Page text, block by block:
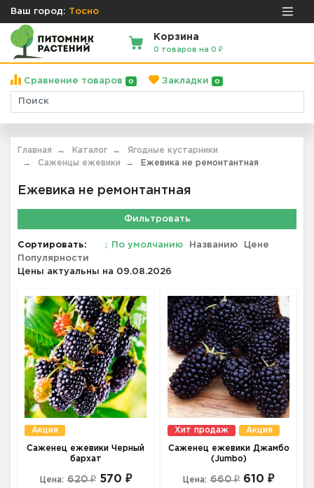
Ваш город: Тосно
Корзина
0 товаров на 0 ₽
Сравнение товаров 0 Закладки 0
Главная Каталог
Ягодные кустарники
Саженцы ежевики
Ежевика не ремонтантная
Ежевика не ремонтантная
Фильтровать
Сортировать: ↓ По умолчанию Названию
Цене
Популярности
Цены актуальны на 09.08.2026
Акция
Саженец ежевики Черный
бархат
Цена: 620 ₽ 570 ₽
Хит продаж Акция
Саженец ежевики Джамбо
(Jumbo)
Цена: 660 ₽ 610 ₽